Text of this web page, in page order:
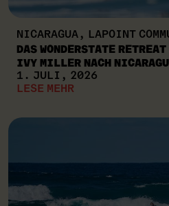
NICARAGUA, LAPOINT
DAS WONDERSTATE
IVY MILLER NACH
1. JULI, 2026
LESE MEHR